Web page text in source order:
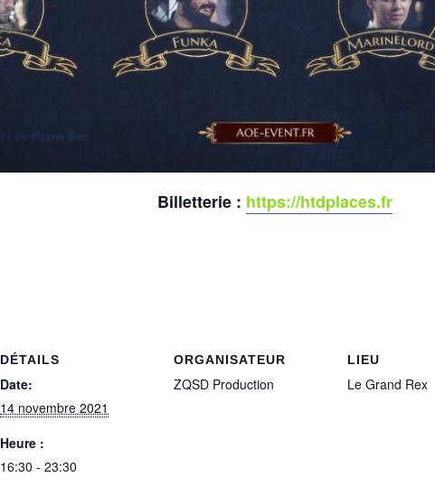
Billetterie : https://htdplaces.fr
DÉTAILS
Date:
14 novembre 2021
Heure :
16:30 - 23:30
ORGANISATEUR
ZQSD Production
LIEU
Le Grand Rex